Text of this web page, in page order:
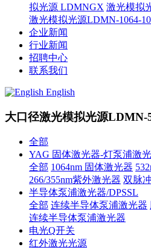
拟光源 LDMNGX 激光模拟
激光模拟光源LDMN-1064-
企业新闻
行业新闻
招聘中心
联系我们
English
大口径激光模拟光源LDMN-
全部
YAG 固体激光器-灯泵浦激
全部 1064nm 固体激光器
266/355nm紫外激光器 双脉
半导体泵浦激光器/DPSSL
全部 连续半导体泵浦激光器
连续半导体泵浦激光器
电光Q开关
红外激光光源